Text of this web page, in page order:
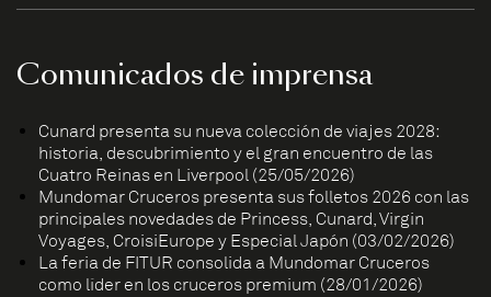
Comunicados de imprensa
Cunard presenta su nueva colección de viajes 2028:
historia, descubrimiento y el gran encuentro de las
Cuatro Reinas en Liverpool (25/05/2026)
Mundomar Cruceros presenta sus folletos 2026 con las
principales novedades de Princess, Cunard, Virgin
Voyages, CroisiEurope y Especial Japón (03/02/2026)
La feria de FITUR consolida a Mundomar Cruceros
como líder en los cruceros premium (28/01/2026)